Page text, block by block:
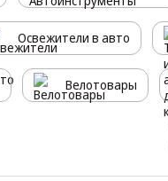
Освежители в авто
Велотовары